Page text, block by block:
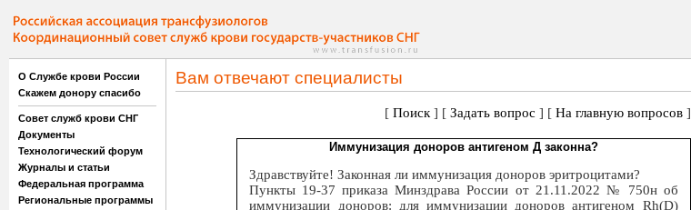
О Службе крови России
Скажем донору спасибо
Совет служб крови СНГ
Документы
Технологический форум
Журналы и статьи
Федеральная программа
Региональные программы
Вам отвечают специалисты
[ Поиск] [ Задать вопрос ] [ На главную вопросов]
Иммунизация доноров антигеном Д законна?
Здравствуйте! Законная ли иммунизация доноров эритроцитами?
Пункты 19-37 приказа Минздрава России от 21.11.2022 № 750н об
иммунизации доноров: для иммунизации доноров антигеном Rh(D)